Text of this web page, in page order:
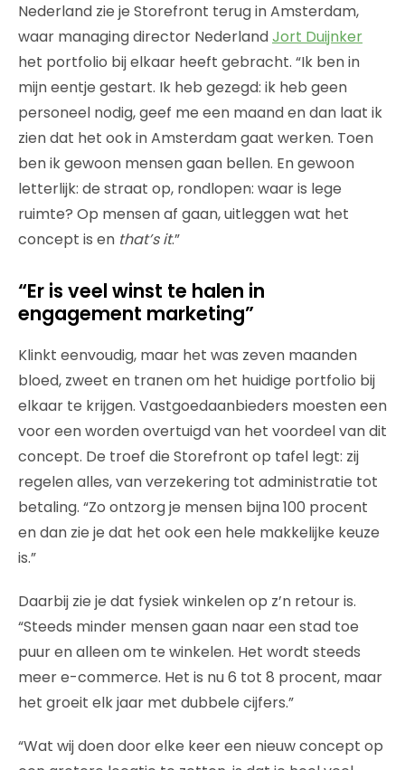
Nederland zie je Storefront terug in Amsterdam,
waar managing director NederlandJort Duijnker
het portfolio bij elkaar heeft gebracht. “Ik ben in
mijn eentje gestart. Ik heb gezegd: ik heb geen
personeel nodig, geef me een maand en dan laat ik
zien dat het ook in Amsterdam gaat werken. Toen
ben ik gewoon mensen gaan bellen. En gewoon
letterlijk: de straat op, rondlopen: waar is lege
ruimte? Op mensen af gaan, uitleggen wat het
concept is en that’s it.”
“Er is veel winst te halen in
engagement marketing”
Klinkt eenvoudig, maar het was zeven maanden
bloed, zweet en tranen om het huidige portfolio bij
elkaar te krijgen. Vastgoedaanbieders moesten een
voor een worden overtuigd van het voordeel van dit
concept. De troef die Storefront op tafel legt: zij
regelen alles, van verzekering tot administratie tot
betaling. “Zo ontzorg je mensen bijna 100 procent
en dan zie je dat het ook een hele makkelijke keuze
is.”
Daarbij zie je dat fysiek winkelen op z’n retour is.
“Steeds minder mensen gaan naar een stad toe
puur en alleen om te winkelen. Het wordt steeds
meer e-commerce. Het is nu 6 tot 8 procent, maar
het groeit elk jaar met dubbele cijfers.”
“Wat wij doen door elke keer een nieuw concept op